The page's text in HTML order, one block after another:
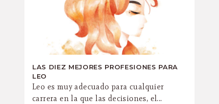
LAS DIEZ MEJORES PROFESIONES PARA
LEO
Leo es muy adecuado para cualquier
carrera en la que las decisiones, el...